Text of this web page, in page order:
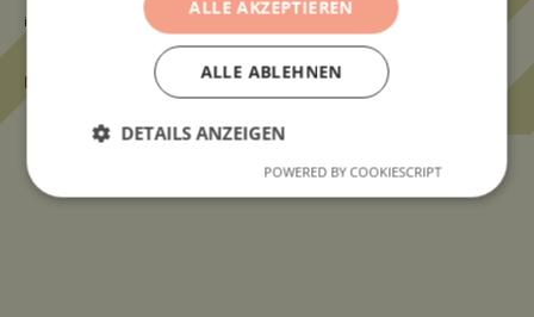
inkl. MwSt.
VERSANDKOSTEN
Nicht vorrätig
Unsere Bestseller
ALLE AKZEPTIEREN
ALLE ABLEHNEN
DETAILS ANZEIGEN
POWERED BY COOKIESCRIPT